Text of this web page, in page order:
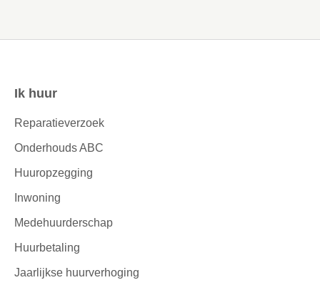
Contactinformatie
Ik huur
Reparatieverzoek
Onderhouds ABC
Huuropzegging
Inwoning
Medehuurderschap
Huurbetaling
Jaarlijkse huurverhoging